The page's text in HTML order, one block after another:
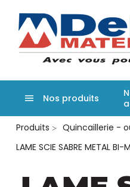
Aller
contenu
principal
Nos produits
Produits
Quincaillerie -
LAME SCIE SABRE METAL